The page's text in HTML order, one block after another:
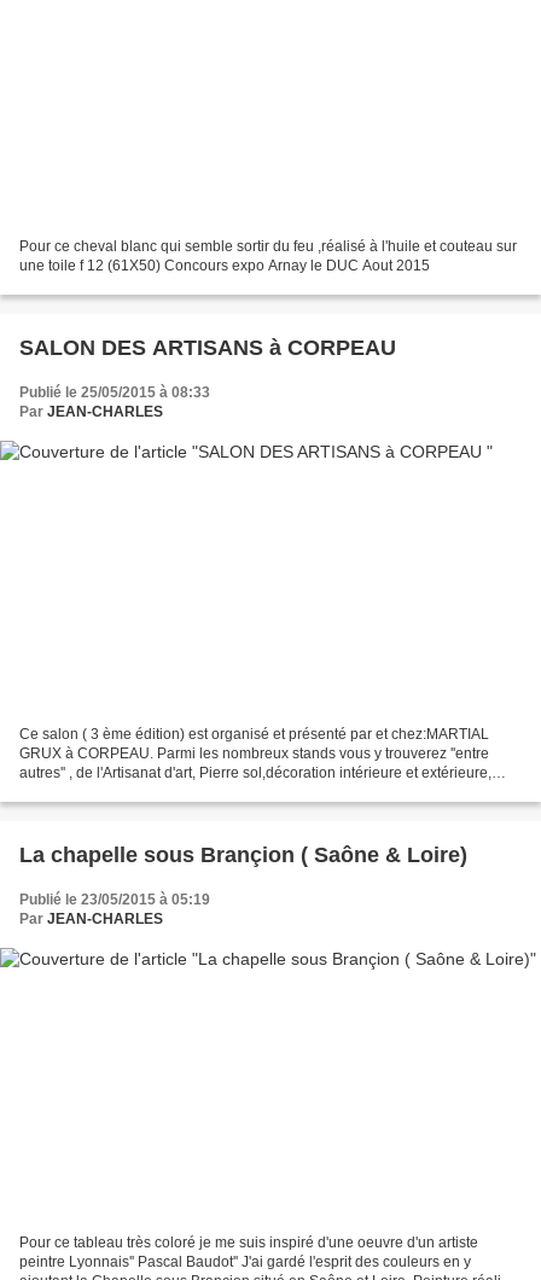
Pour ce cheval blanc qui semble sortir du feu ,réalisé à l'huile et couteau sur
une toile f 12 (61X50) Concours expo Arnay le DUC Aout 2015
SALON DES ARTISANS à CORPEAU
Publié le 25/05/2015 à 08:33
Par JEAN-CHARLES
Ce salon ( 3 ème édition) est organisé et présenté par et chez:MARTIAL
GRUX à CORPEAU. Parmi les nombreux stands vous y trouverez ''entre
autres'' , de l'Artisanat d'art, Pierre sol,décoration intérieure et extérieure,
La chapelle sous Brançion ( Saône & Loire)
Publié le 23/05/2015 à 05:19
Par JEAN-CHARLES
Pour ce tableau très coloré je me suis inspiré d'une oeuvre d'un artiste
peintre Lyonnais'' Pascal Baudot'' J'ai gardé l'esprit des couleurs en y